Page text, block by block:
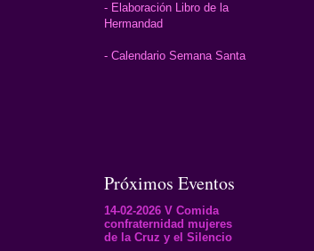
- Elaboración Libro de la
Hermandad
- Calendario Semana Santa
Próximos Eventos
14-02-2026 V Comida
confraternidad mujeres
de la Cruz y el Silencio